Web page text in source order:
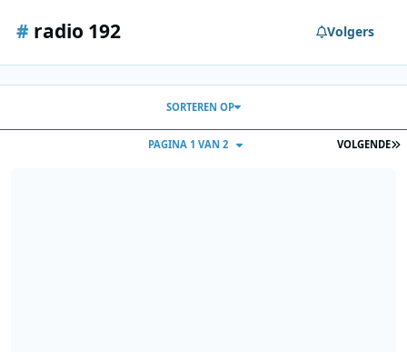
# radio 192 Volgers
VOLGENDE
PAGINA 1 VAN 2
SORTEREN OP